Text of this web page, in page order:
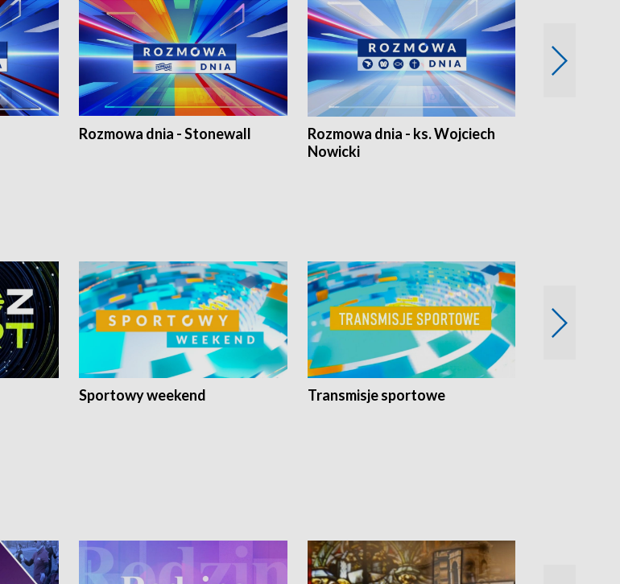
Rozmowa dnia - Stonewall
Rozmowa dnia - ks. Wojciech
Nowicki
Sportowy weekend Transmisje sportowe